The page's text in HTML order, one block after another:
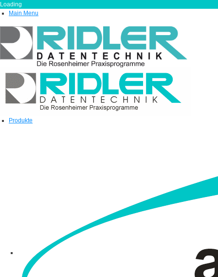
Loading
Main Menu
Produkte